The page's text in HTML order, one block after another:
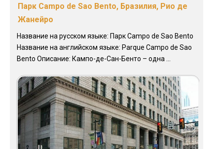
Парк Campo de Sao Bento, Бразилия, Рио де
Жанейро
Название на русском языке: Парк Campo de Sao Bento
Название на английском языке: Parque Campo de Sao
Bento Описание: Кампо-де-Сан-Бенто – одна ...